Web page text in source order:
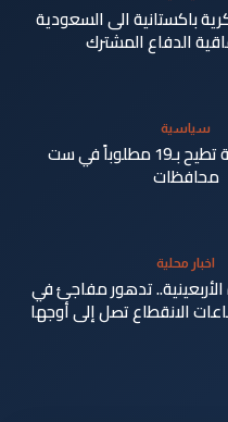
باكستانية الى السعودية
الدفاع المشترك
سياسية
حملة استخبارية تطيح بـ19 مطلوباً في ست
محافظات
اخبار محلية
الأربعينية.. تدهور مفاجئ في
الانقطاع تصل إلى أوجها